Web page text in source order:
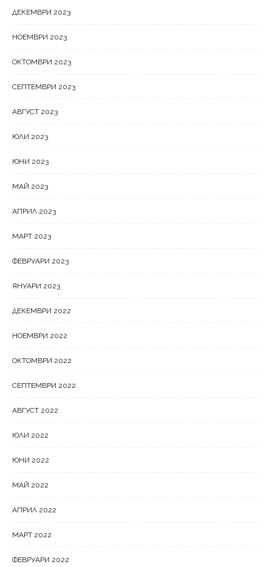
ДЕКЕМВРИ 2023
НОЕМВРИ 2023
ОКТОМВРИ 2023
СЕПТЕМВРИ 2023
АВГУСТ 2023
ЮЛИ 2023
ЮНИ 2023
МАЙ 2023
АПРИЛ 2023
МАРТ 2023
ФЕВРУАРИ 2023
ЯНУАРИ 2023
ДЕКЕМВРИ 2022
НОЕМВРИ 2022
ОКТОМВРИ 2022
СЕПТЕМВРИ 2022
АВГУСТ 2022
ЮЛИ 2022
ЮНИ 2022
МАЙ 2022
АПРИЛ 2022
МАРТ 2022
ФЕВРУАРИ 2022